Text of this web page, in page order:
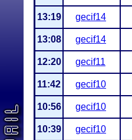
13:19 gecif14
13:08 gecif14
12:20 gecif11
11:42 gecif10
10:56 gecif10
10:39 gecif10